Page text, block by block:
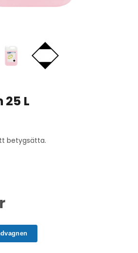
L
betygsätta.